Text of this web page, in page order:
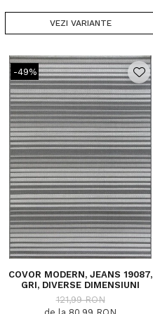
VEZI VARIANTE
-49%
COVOR MODERN, JEANS 19087,
GRI, DIVERSE DIMENSIUNI
121,99 RON